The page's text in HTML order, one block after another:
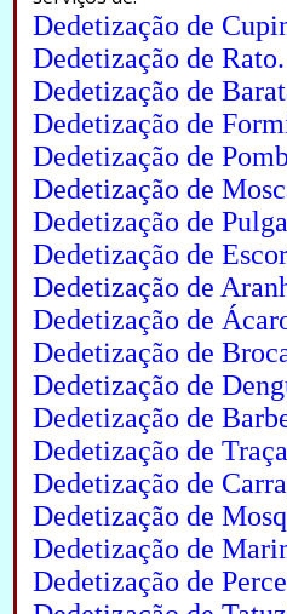
Dedetização de
Dedetização de Rato.
Dedetização de
Dedetização de
Dedetização de
Dedetização de
Dedetização de
Dedetização de
Dedetização de
Dedetização de
Dedetização de
Dedetização de
Dedetização de
Dedetização de
Dedetização de
Dedetização de
Dedetização de
Dedetização de